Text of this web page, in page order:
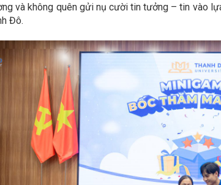
và không quên gửi nụ cười tin tưởng – tin vào
Đô.